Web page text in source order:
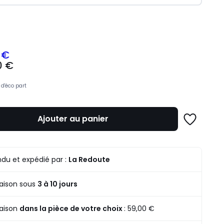
€
€
d'éco part
Ajouter au panier
Ajouter
et expédié par : La Redoute
sous 3 à 10 jours
dans la pièce de votre choix:59,00 €